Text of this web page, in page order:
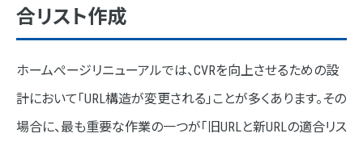
ネオインデックスのホームぺージリニューアル
まとめ
合リスト作成
ホームぺージリニューアルでは、CVRを向上させるための設
計において「URL構造が変更される」ことが多くあります。その
場合に、最も重要な作業の一つが「旧URLと新URLの適合リス